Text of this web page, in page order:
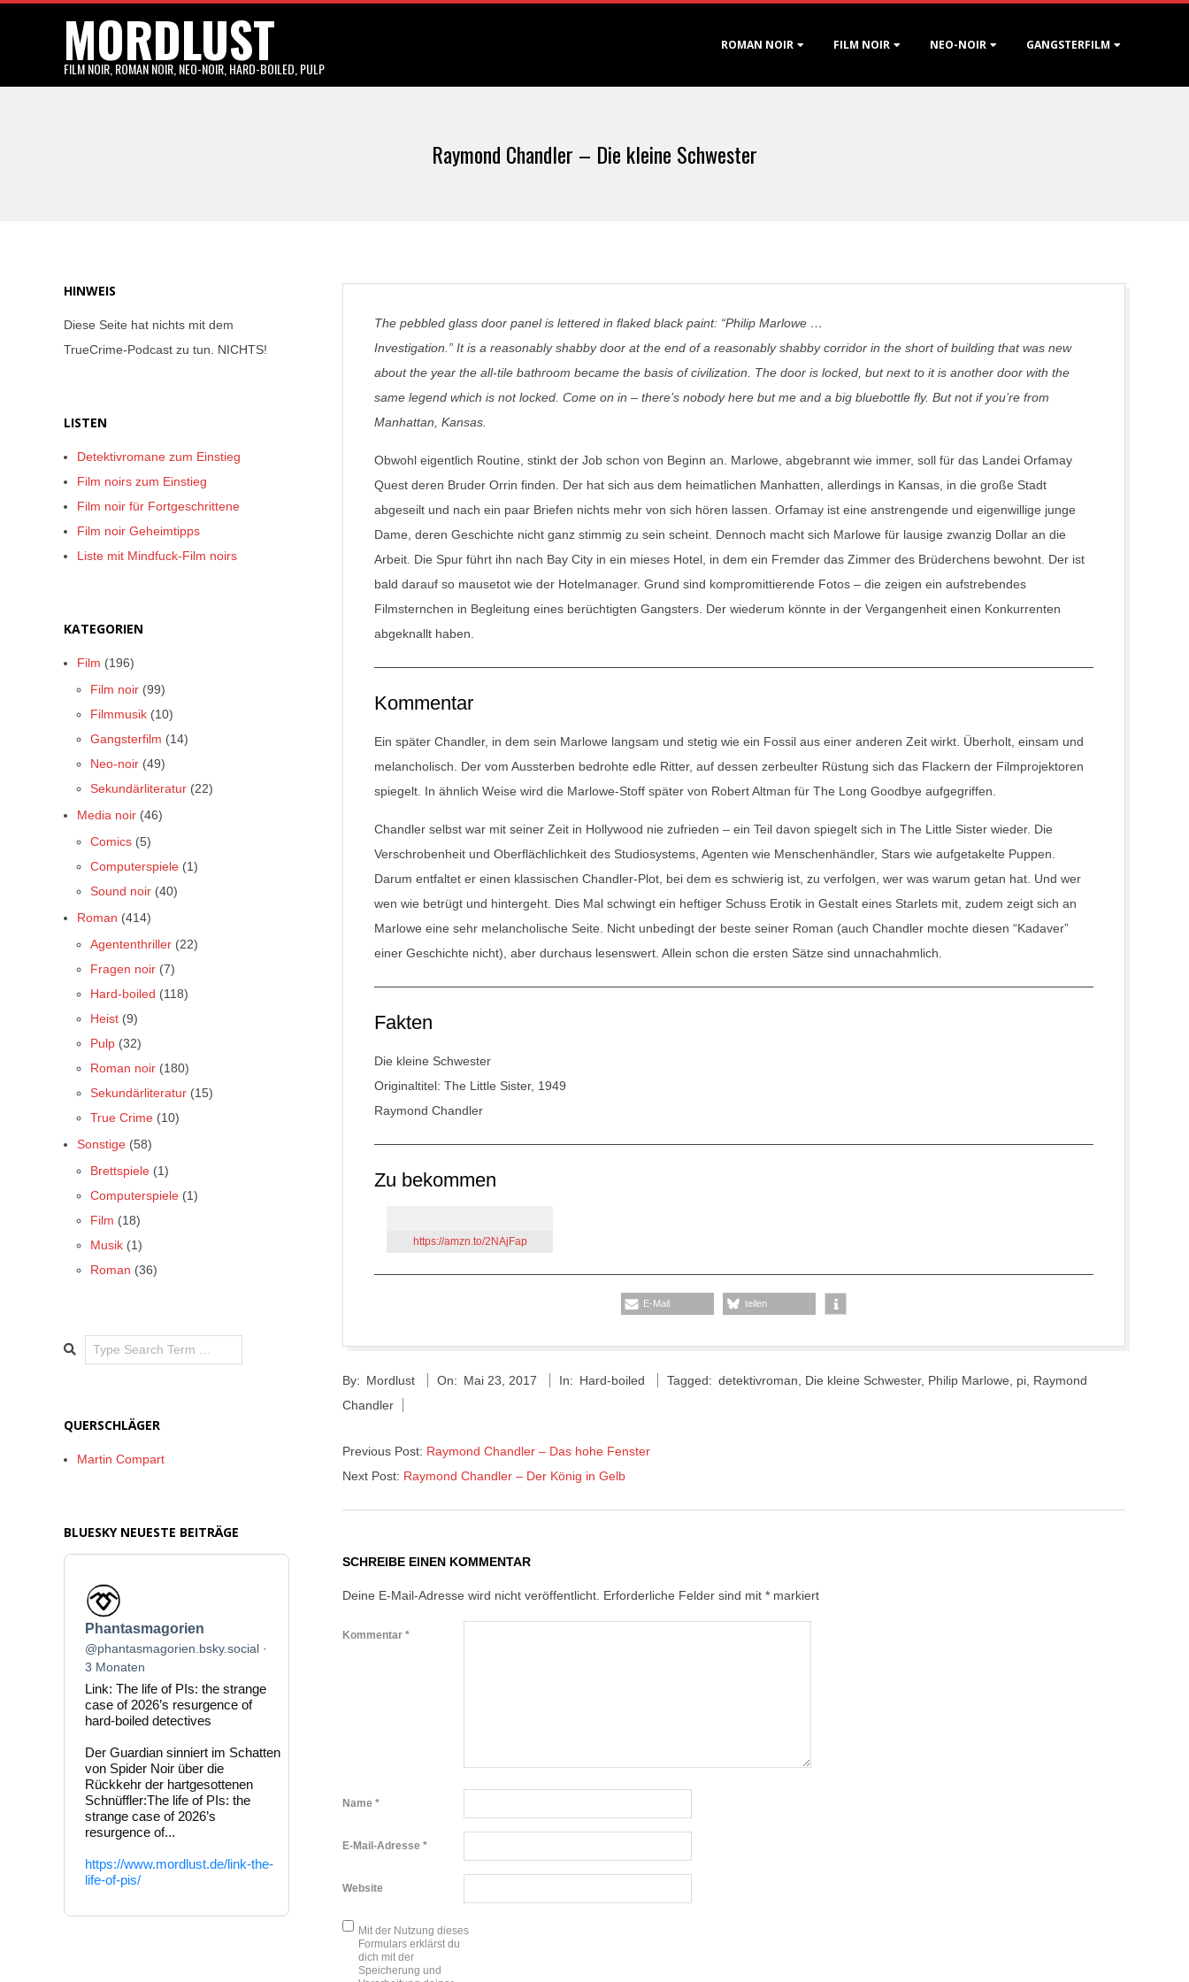
MORDLUST
FILM NOIR, ROMAN NOIR, NEO-NOIR, HARD-BOILED, PULP
ROMAN NOIR FILM NOIR NEO-NOIR GANGSTERFILM
Raymond Chandler – Die kleine Schwester
The pebbled glass door panel is lettered in flaked black paint: “Philip Marlowe …
Investigation.” It is a reasonably shabby door at the end of a reasonably shabby corridor in the short of building that was new
about the year the all-tile bathroom became the basis of civilization. The door is locked, but next to it is another door with the
same legend which is not locked. Come on in – there’s nobody here but me and a big bluebottle fly. But not if you’re from
Manhattan, Kansas.
Obwohl eigentlich Routine, stinkt der Job schon von Beginn an. Marlowe, abgebrannt wie immer, soll für das Landei Orfamay
Quest deren Bruder Orrin finden. Der hat sich aus dem heimatlichen Manhatten, allerdings in Kansas, in die große Stadt
abgeseilt und nach ein paar Briefen nichts mehr von sich hören lassen. Orfamay ist eine anstrengende und eigenwillige junge
Dame, deren Geschichte nicht ganz stimmig zu sein scheint. Dennoch macht sich Marlowe für lausige zwanzig Dollar an die
Arbeit. Die Spur führt ihn nach Bay City in ein mieses Hotel, in dem ein Fremder das Zimmer des Brüderchens bewohnt. Der ist
bald darauf so mausetot wie der Hotelmanager. Grund sind kompromittierende Fotos – die zeigen ein aufstrebendes
Filmsternchen in Begleitung eines berüchtigten Gangsters. Der wiederum könnte in der Vergangenheit einen Konkurrenten
abgeknallt haben.
Kommentar
Ein später Chandler, in dem sein Marlowe langsam und stetig wie ein Fossil aus einer anderen Zeit wirkt. Überholt, einsam und
melancholisch. Der vom Aussterben bedrohte edle Ritter, auf dessen zerbeulter Rüstung sich das Flackern der Filmprojektoren
spiegelt. In ähnlich Weise wird die Marlowe-Stoff später von Robert Altman für The Long Goodbye aufgegriffen.
Chandler selbst war mit seiner Zeit in Hollywood nie zufrieden – ein Teil davon spiegelt sich in The Little Sister wieder. Die
Verschrobenheit und Oberflächlichkeit des Studiosystems, Agenten wie Menschenhändler, Stars wie aufgetakelte Puppen.
Darum entfaltet er einen klassischen Chandler-Plot, bei dem es schwierig ist, zu verfolgen, wer was warum getan hat. Und wer
wen wie betrügt und hintergeht. Dies Mal schwingt ein heftiger Schuss Erotik in Gestalt eines Starlets mit, zudem zeigt sich an
Marlowe eine sehr melancholische Seite. Nicht unbedingt der beste seiner Roman (auch Chandler mochte diesen “Kadaver”
einer Geschichte nicht), aber durchaus lesenswert. Allein schon die ersten Sätze sind unnachahmlich.
Fakten
Die kleine Schwester
Originaltitel: The Little Sister, 1949
Raymond Chandler
Zu bekommen
https://amzn.to/2NAjFap
E-Mail teilen
05-
23
By: Mordlust On: Mai 23, 2017 In: Hard-boiled Tagged: detektivroman Die kleine Schwester, Philip Marlowe pi Raymond
Chandler
Previous Post: Raymond Chandler – Das hohe Fenster
Next Post: Raymond Chandler – Der König in Gelb
SCHREIBE EINEN KOMMENTAR
Deine E-Mail-Adresse wird nicht veröffentlicht. Erforderliche Felder sind mit * markiert
Kommentar *
Name *
E-Mail-Adresse *
Website
Mit der Nutzung dieses
Formulars erklärst du
dich mit der
Speicherung und
HINWEIS
Diese Seite hat nichts mit dem
TrueCrime-Podcast zu tun. NICHTS!
LISTEN
Detektivromane zum Einstieg
Film noirs zum Einstieg
Film noir für Fortgeschrittene
Film noir Geheimtipps
Liste mit Mindfuck-Film noirs
KATEGORIEN
Film (196)
Film noir (99)
Filmmusik (10)
Gangsterfilm (14)
Neo-noir (49)
Sekundärliteratur (22)
Media noir (46)
Comics (5)
Computerspiele (1)
Sound noir (40)
Roman (414)
Agententhriller (22)
Fragen noir (7)
Hard-boiled (118)
Heist (9)
Pulp (32)
Roman noir (180)
Sekundärliteratur (15)
True Crime (10)
Sonstige (58)
Brettspiele (1)
Computerspiele (1)
Film (18)
Musik (1)
Roman (36)
Search
QUERSCHLÄGER
Martin Compart
BLUESKY NEUESTE BEITRÄGE
Beitrag
von
Phantasmagorien
auf
Bluesky
ansehen
Phantasmagorien
@phantasmagorien.bsky.social
3 Monaten
Link: The life of PIs: the strange
case of 2026’s resurgence of
hard-boiled detectives
Der Guardian sinniert im Schatten
von Spider Noir über die
Rückkehr der hartgesottenen
Schnüffler:The life of PIs: the
strange case of 2026’s
resurgence of...
https://www.mordlust.de/link-the-
life-of-pis/